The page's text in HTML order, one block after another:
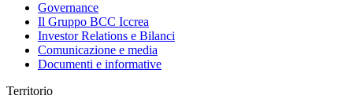
Governance
Il Gruppo BCC Iccrea
Investor Relations e Bilanci
Comunicazione e media
Documenti e informative
Territorio